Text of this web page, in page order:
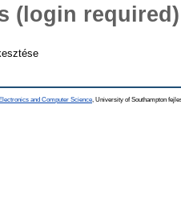
(login required)
and Computer Science , University of Southampton